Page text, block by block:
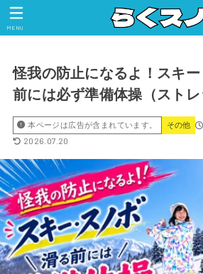
MENU
怪我の防止になるよ！スキ
前には必ず準備体操（スト
本ページは広告が含まれています。 その他
2026.07.20